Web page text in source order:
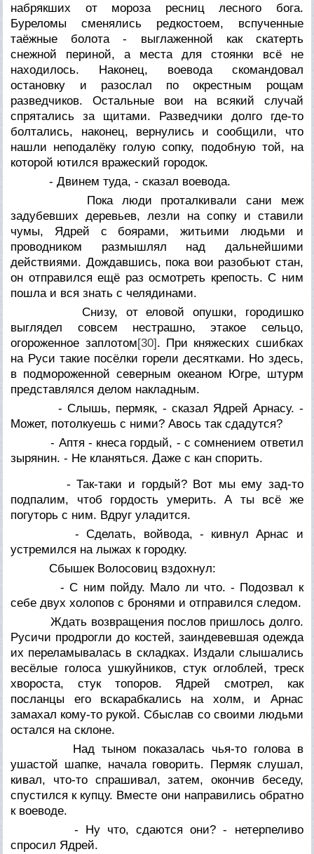
набрякших от мороза ресниц лесного бога.
Буреломы сменялись редкостоем, вспученные
таёжные болота - выглаженной как скатерть
снежной периной, а места для стоянки всё не
находилось. Наконец, воевода скомандовал
остановку и разослал по окрестным рощам
разведчиков. Остальные вои на всякий случай
спрятались за щитами. Разведчики долго где-то
болтались, наконец, вернулись и сообщили, что
нашли неподалёку голую сопку, подобную той, на
которой ютился вражеский городок.
- Двинем туда, - сказал воевода.
Пока люди проталкивали сани меж
задубевших деревьев, лезли на сопку и ставили
чумы, Ядрей с боярами, житьими людьми и
проводником размышлял над дальнейшими
действиями. Дождавшись, пока вои разобьют стан,
он отправился ещё раз осмотреть крепость. С ним
пошла и вся знать с челядинами.
Снизу, от еловой опушки, городишко
выглядел совсем нестрашно, этакое сельцо,
огороженное заплотом[30]. При княжеских сшибках
на Руси такие посёлки горели десятками. Но здесь,
в подмороженной северным океаном Югре, штурм
представлялся делом накладным.
- Слышь, пермяк, - сказал Ядрей Арнасу. -
Может, потолкуешь с ними? Авось так сдадутся?
- Аптя - кнеса гордый, - с сомнением ответил
зырянин. - Не кланяться. Даже с кан спорить.
- Так-таки и гордый? Вот мы ему зад-то
подпалим, чтоб гордость умерить. А ты всё же
погуторь с ним. Вдруг уладится.
- Сделать, войвода, - кивнул Арнас и
устремился на лыжах к городку.
Сбышек Волосовиц вздохнул:
- С ним пойду. Мало ли что. - Подозвал к
себе двух холопов с бронями и отправился следом.
Ждать возвращения послов пришлось долго.
Русичи продрогли до костей, заиндевевшая одежда
их переламывалась в складках. Издали слышались
весёлые голоса ушкуйников, стук оглоблей, треск
хвороста, стук топоров. Ядрей смотрел, как
посланцы его вскарабкались на холм, и Арнас
замахал кому-то рукой. Сбыслав со своими людьми
остался на склоне.
Над тыном показалась чья-то голова в
ушастой шапке, начала говорить. Пермяк слушал,
кивал, что-то спрашивал, затем, окончив беседу,
спустился к купцу. Вместе они направились обратно
к воеводе.
- Ну что, сдаются они? - нетерпеливо
спросил Ядрей.